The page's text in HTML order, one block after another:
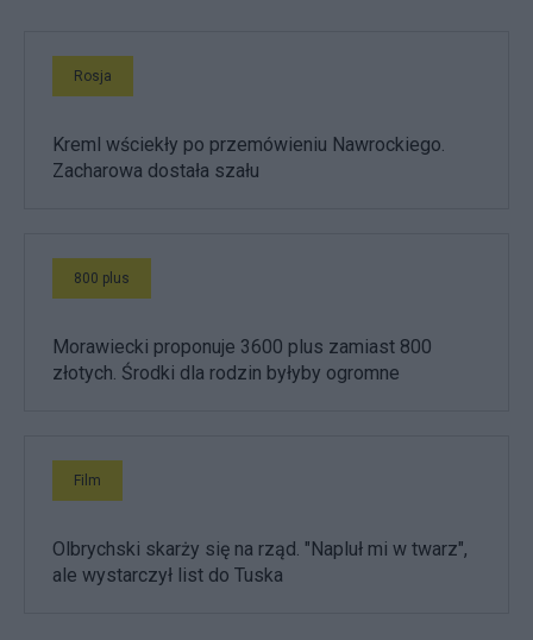
Rosja
Kreml wściekły po przemówieniu Nawrockiego.
Zacharowa dostała szału
800 plus
Morawiecki proponuje 3600 plus zamiast 800
złotych. Środki dla rodzin byłyby ogromne
Film
Olbrychski skarży się na rząd. "Napluł mi w twarz",
ale wystarczył list do Tuska